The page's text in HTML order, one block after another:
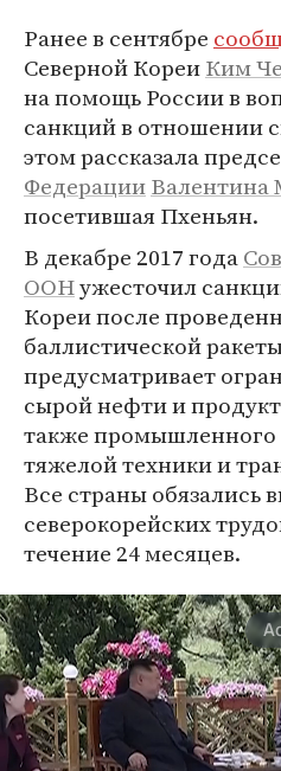
Ранее в сентябре
Северной КореиКим
на помощь России в
санкций в отношении
этом рассказала
ФедерацииВалентина
посетившая Пхеньян.
В декабре 2017 года
ООНужесточил
Кореи после
баллистической
предусматривает
сырой нефти и
также промышленного
тяжелой техники и
Все страны обязались
северокорейских
течение 24 месяцев.